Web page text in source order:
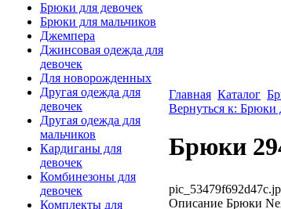
Брюки для девочек
Брюки для мальчиков
Джемпера
Джинсовая одежда для
девочек
Для новорожденных
Другая одежда для
девочек
Другая одежда для
мальчиков
Кардиганы для
девочек
Комбинезоны для
девочек
Комплекты для
Главная Каталог
Вернуться к: Брюки
Брюки
Описание Брюки